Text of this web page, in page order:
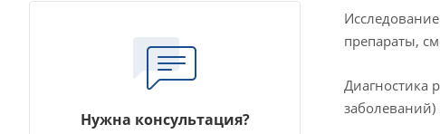
препараты,
Диагностика
заболеваний)
Нужна консультация?